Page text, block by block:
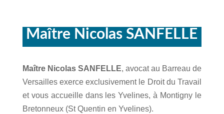
Maître Nicolas SANFELLE
Maître Nicolas SANFELLE, avocat au Barreau de
Versailles exerce exclusivement le Droit du Travail
et vous accueille dans les Yvelines, à Montigny le
Bretonneux (St Quentin en Yvelines).